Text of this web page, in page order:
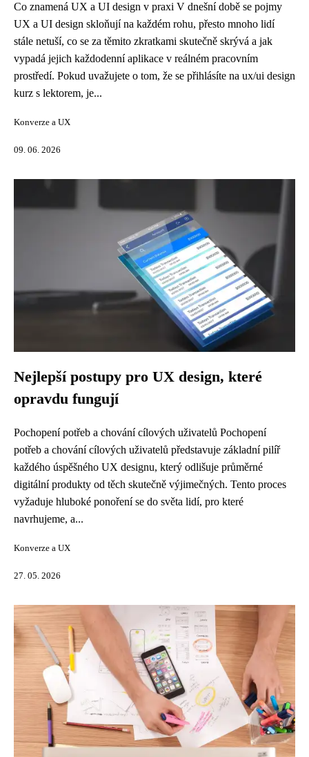
Co znamená UX a UI design v praxi V dnešní době se pojmy
UX a UI design skloňují na každém rohu, přesto mnoho lidí
stále netuší, co se za těmito zkratkami skutečně skrývá a jak
vypadá jejich každodenní aplikace v reálném pracovním
prostředí. Pokud uvažujete o tom, že se přihlásíte na ux/ui design
kurz s lektorem, je...
Konverze a UX
09. 06. 2026
Nejlepší postupy pro UX design, které
opravdu fungují
Pochopení potřeb a chování cílových uživatelů Pochopení
potřeb a chování cílových uživatelů představuje základní pilíř
každého úspěšného UX designu, který odlišuje průměrné
digitální produkty od těch skutečně výjimečných. Tento proces
vyžaduje hluboké ponoření se do světa lidí, pro které
navrhujeme, a...
Konverze a UX
27. 05. 2026